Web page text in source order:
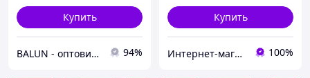
Купить
BALUN - оптовий постачальник товарів для свята🎈 94%
Купить
Интернет-магазин AWATCH 100%